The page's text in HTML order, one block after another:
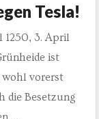
Tesla!
1250, 3. April
ist
wohl vorerst
die Besetzung